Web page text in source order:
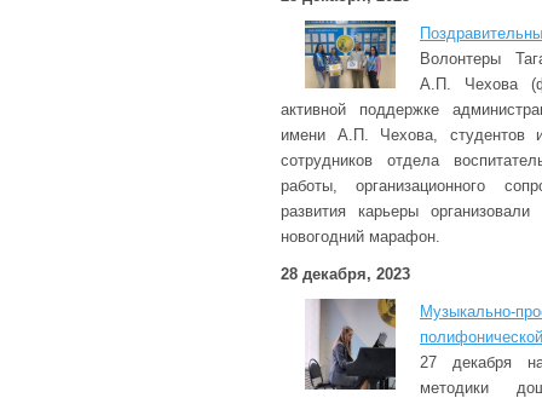
Волонтеры
А.П. Чехова
активной поддержке
имени А.П. Чехова, студентов и
сотрудников отдела
работы, организационного
развития карьеры
новогодний марафон.
28 декабря, 2023
Музыкально-
27 декабря
методики